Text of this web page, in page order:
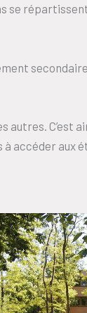
se
C’est
accéder aux